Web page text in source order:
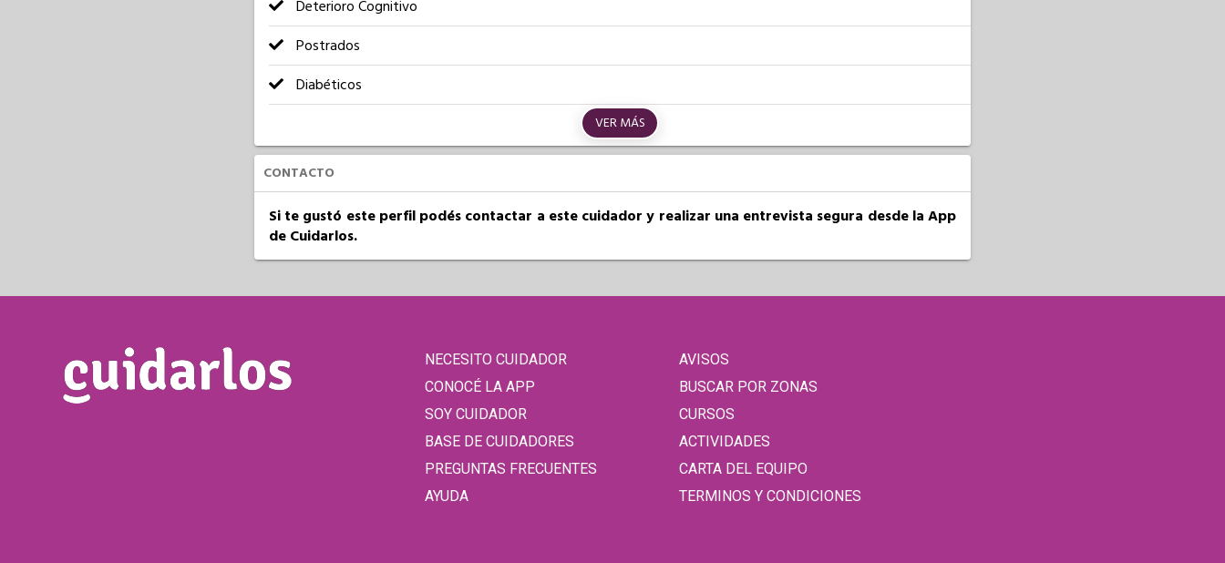
Deterioro Cognitivo
Postrados
Diabéticos
VER MÁS
CONTACTO
Si te gustó este perfil podés contactar a este cuidador y realizar una entrevista segura desde la App
de Cuidarlos.
NECESITO CUIDADOR
CONOCÉ LA APP
SOY CUIDADOR
BASE DE CUIDADORES
PREGUNTAS FRECUENTES
AYUDA
AVISOS
BUSCAR POR ZONAS
CURSOS
ACTIVIDADES
CARTA DEL EQUIPO
TERMINOS Y CONDICIONES